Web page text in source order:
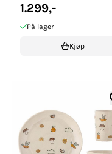
1.299,-
På lager
Kjøp